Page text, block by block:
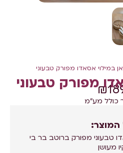
במילוי אסאדו מפורק טבעוני
מפורק טבעוני₪
כולל מע"מ
המוצר:
טבעוני מפורק ברוטב בר בי
מעושן